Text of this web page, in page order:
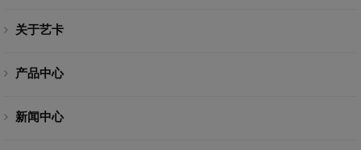
关于艺卡
产品中心
新闻中心